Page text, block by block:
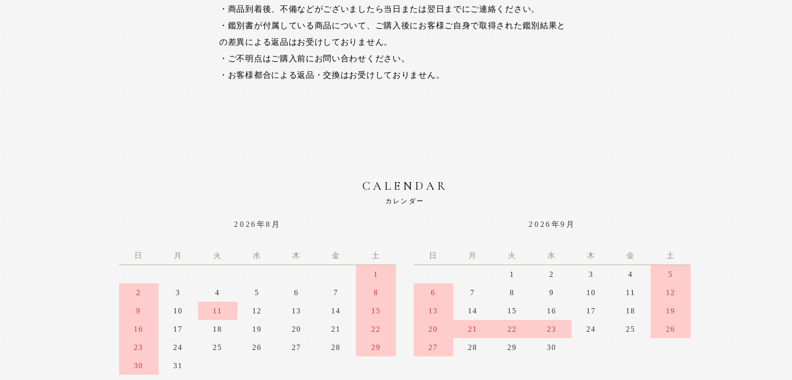
・商品到着後、不備などがございましたら当日または翌日までにご連絡ください。
・鑑別書が付属している商品について、ご購入後にお客様ご自身で取得された鑑別結果と
の差異による返品はお受けしておりません。
・ご不明点はご購入前にお問い合わせください。
・お客様都合による返品・交換はお受けしておりません。
CALENDAR
カレンダー
2026年8月
日 月 火 水 木 金 土
1
2 3 4 5 6 7 8
9 10 11 12 13 14 15
16 17 18 19 20 21 22
23 24 25 26 27 28 29
30 31
2026年9月
日 月 火 水 木 金 土
1 2 3 4 5
6 7 8 9 10 11 12
13 14 15 16 17 18 19
20 21 22 23 24 25 26
27 28 29 30